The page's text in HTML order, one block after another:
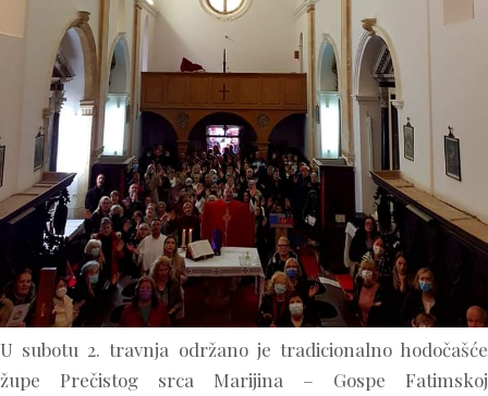
U subotu 2. travnja održano je tradicionalno hodočašće
župe Prečistog srca Marijina – Gospe Fatimskoj